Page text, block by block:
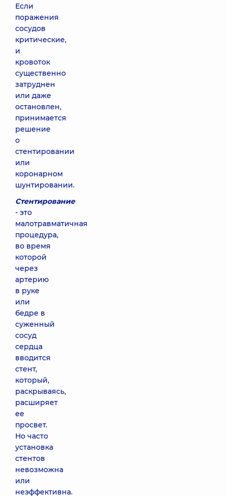
Если
поражения
сосудов
критические,
и
кровоток
существенно
затруднен
или даже
остановлен,
принимается
решение
о
стентировании
или
коронарном
шунтировании.
Стентирование
- это
малотравматичная
процедура,
во время
которой
через
артерию
в руке
или
бедре в
суженный
сосуд
сердца
вводится
стент,
который,
раскрываясь,
расширяет
ее
просвет.
Но часто
установка
стентов
невозможна
или
неэффективна.